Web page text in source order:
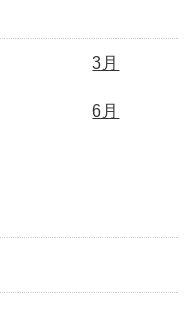
3月
6月